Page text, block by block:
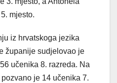
mjesto.
iz hrvatskoga jezika
županije sudjelovao je
učenika 8. razreda. Na
je 14 učenika 7.